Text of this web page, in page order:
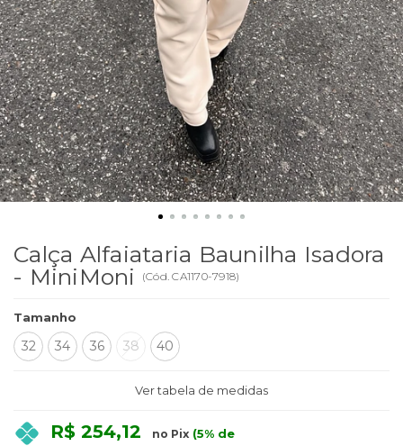
Calça Alfaiataria Baunilha Isadora
- MiniMoni
(Cód.CA1170-7918)
Tamanho
32 34 36 38 40
Ver tabela de medidas
R$ 254,12 no Pix (5% de